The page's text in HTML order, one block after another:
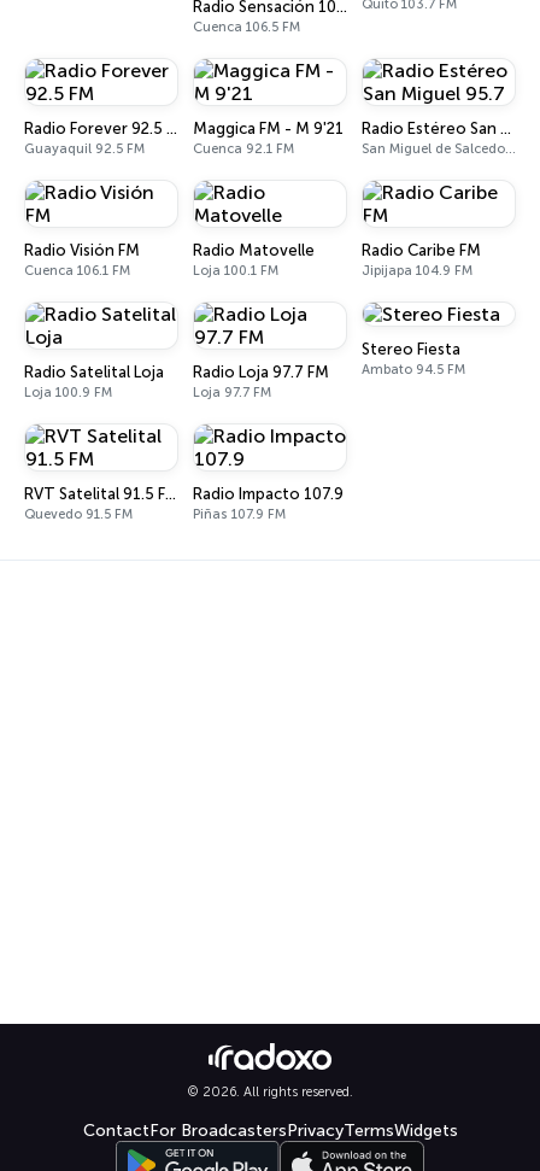
Radio Sensación 106.5 FM
Cuenca 106.5 FM
Quito 103.7 FM
Radio Forever 92.5 FM
Guayaquil 92.5 FM
Maggica FM - M 9'21
Cuenca 92.1 FM
Radio Estéreo San Miguel 95.7
San Miguel de Salcedo 95.7 FM
Radio Visión FM
Cuenca 106.1 FM
Radio Matovelle
Loja 100.1 FM
Radio Caribe FM
Jipijapa 104.9 FM
Radio Satelital Loja
Loja 100.9 FM
Radio Loja 97.7 FM
Loja 97.7 FM
Stereo Fiesta
Ambato 94.5 FM
RVT Satelital 91.5 FM
Quevedo 91.5 FM
Radio Impacto 107.9
Piñas 107.9 FM
© 2026. All rights reserved.
ContactFor BroadcastersPrivacyTermsWidgets